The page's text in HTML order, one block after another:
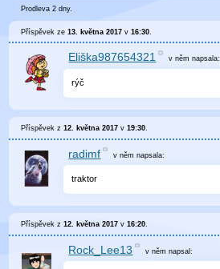
Prodleva 2 dny.
Příspěvek ze13. května 2017 v16:30
Eliška987654321 v němnapsala:
rýč
Příspěvek z12. května 2017 v19:30
radimf v němnapsala:
traktor
Příspěvek z12. května 2017 v16:20.
Rock_Lee13 v němnapsal: